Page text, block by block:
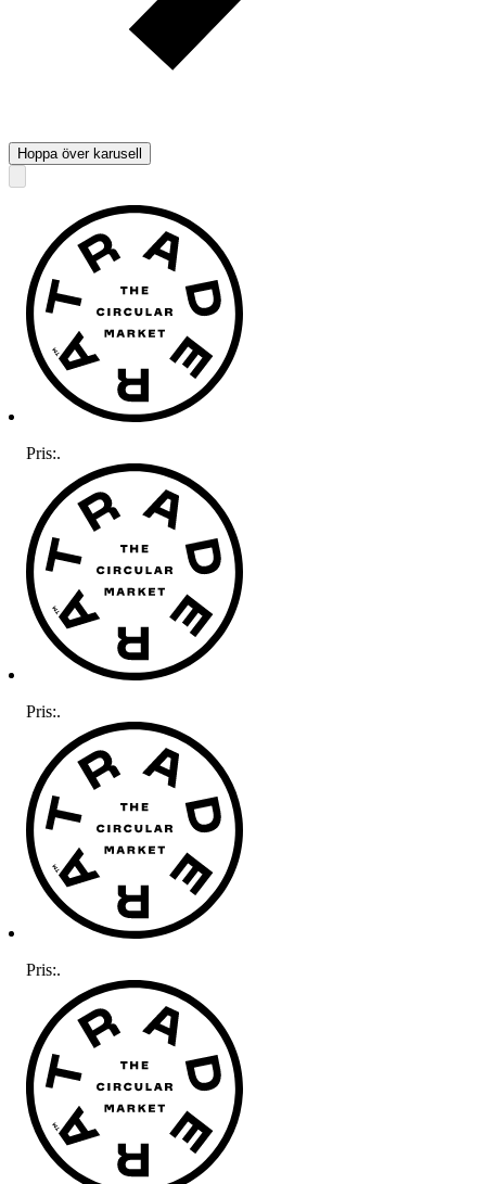
Hoppa över karusell
Pris:.
Pris:.
Pris:.